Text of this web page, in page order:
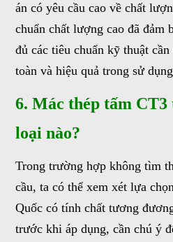
án có yêu cầu cao về chất
chuẩn chất lượng cao đã đảm
đủ các tiêu chuẩn kỹ thuật
toàn và hiệu quả trong sử
6. Mác thép tấm
loại nào?
Trong trường hợp không tìm
cầu, ta có thể xem xét lựa
Quốc có tính chất tương
trước khi áp dụng, cần chú ý